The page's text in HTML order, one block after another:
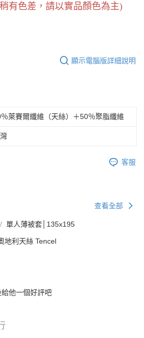
有色差，請以實品顏色為主)
顯示電腦版詳細說明
萊賽爾纖維（天絲）＋50％聚脂纖維
客服
查看全部
單人薄被套│135x195
地利天絲 Tencel
他一個好評吧